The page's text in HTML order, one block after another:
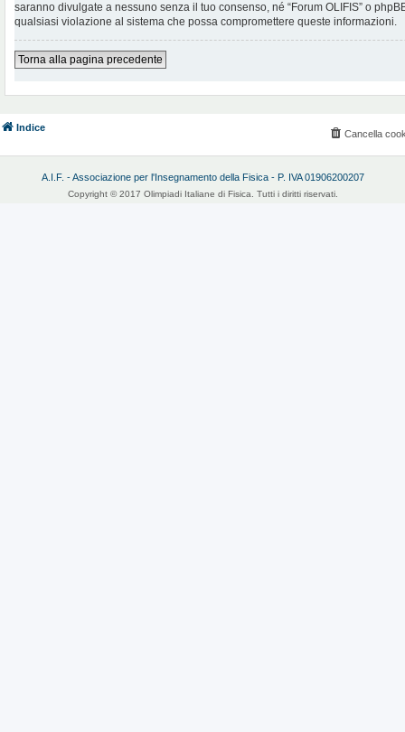
saranno divulgate a nessuno senza il tuo consenso, né “Forum OLIFIS” o
qualsiasi violazione al sistema che possa compromettere queste informazioni.
Torna alla pagina precedente
Indice
Cancella
A.I.F. - Associazione per l'Insegnamento della Fisica - P. IVA 01906200207
Copyright © 2017 Olimpiadi Italiane di Fisica. Tutti i diritti riservati.